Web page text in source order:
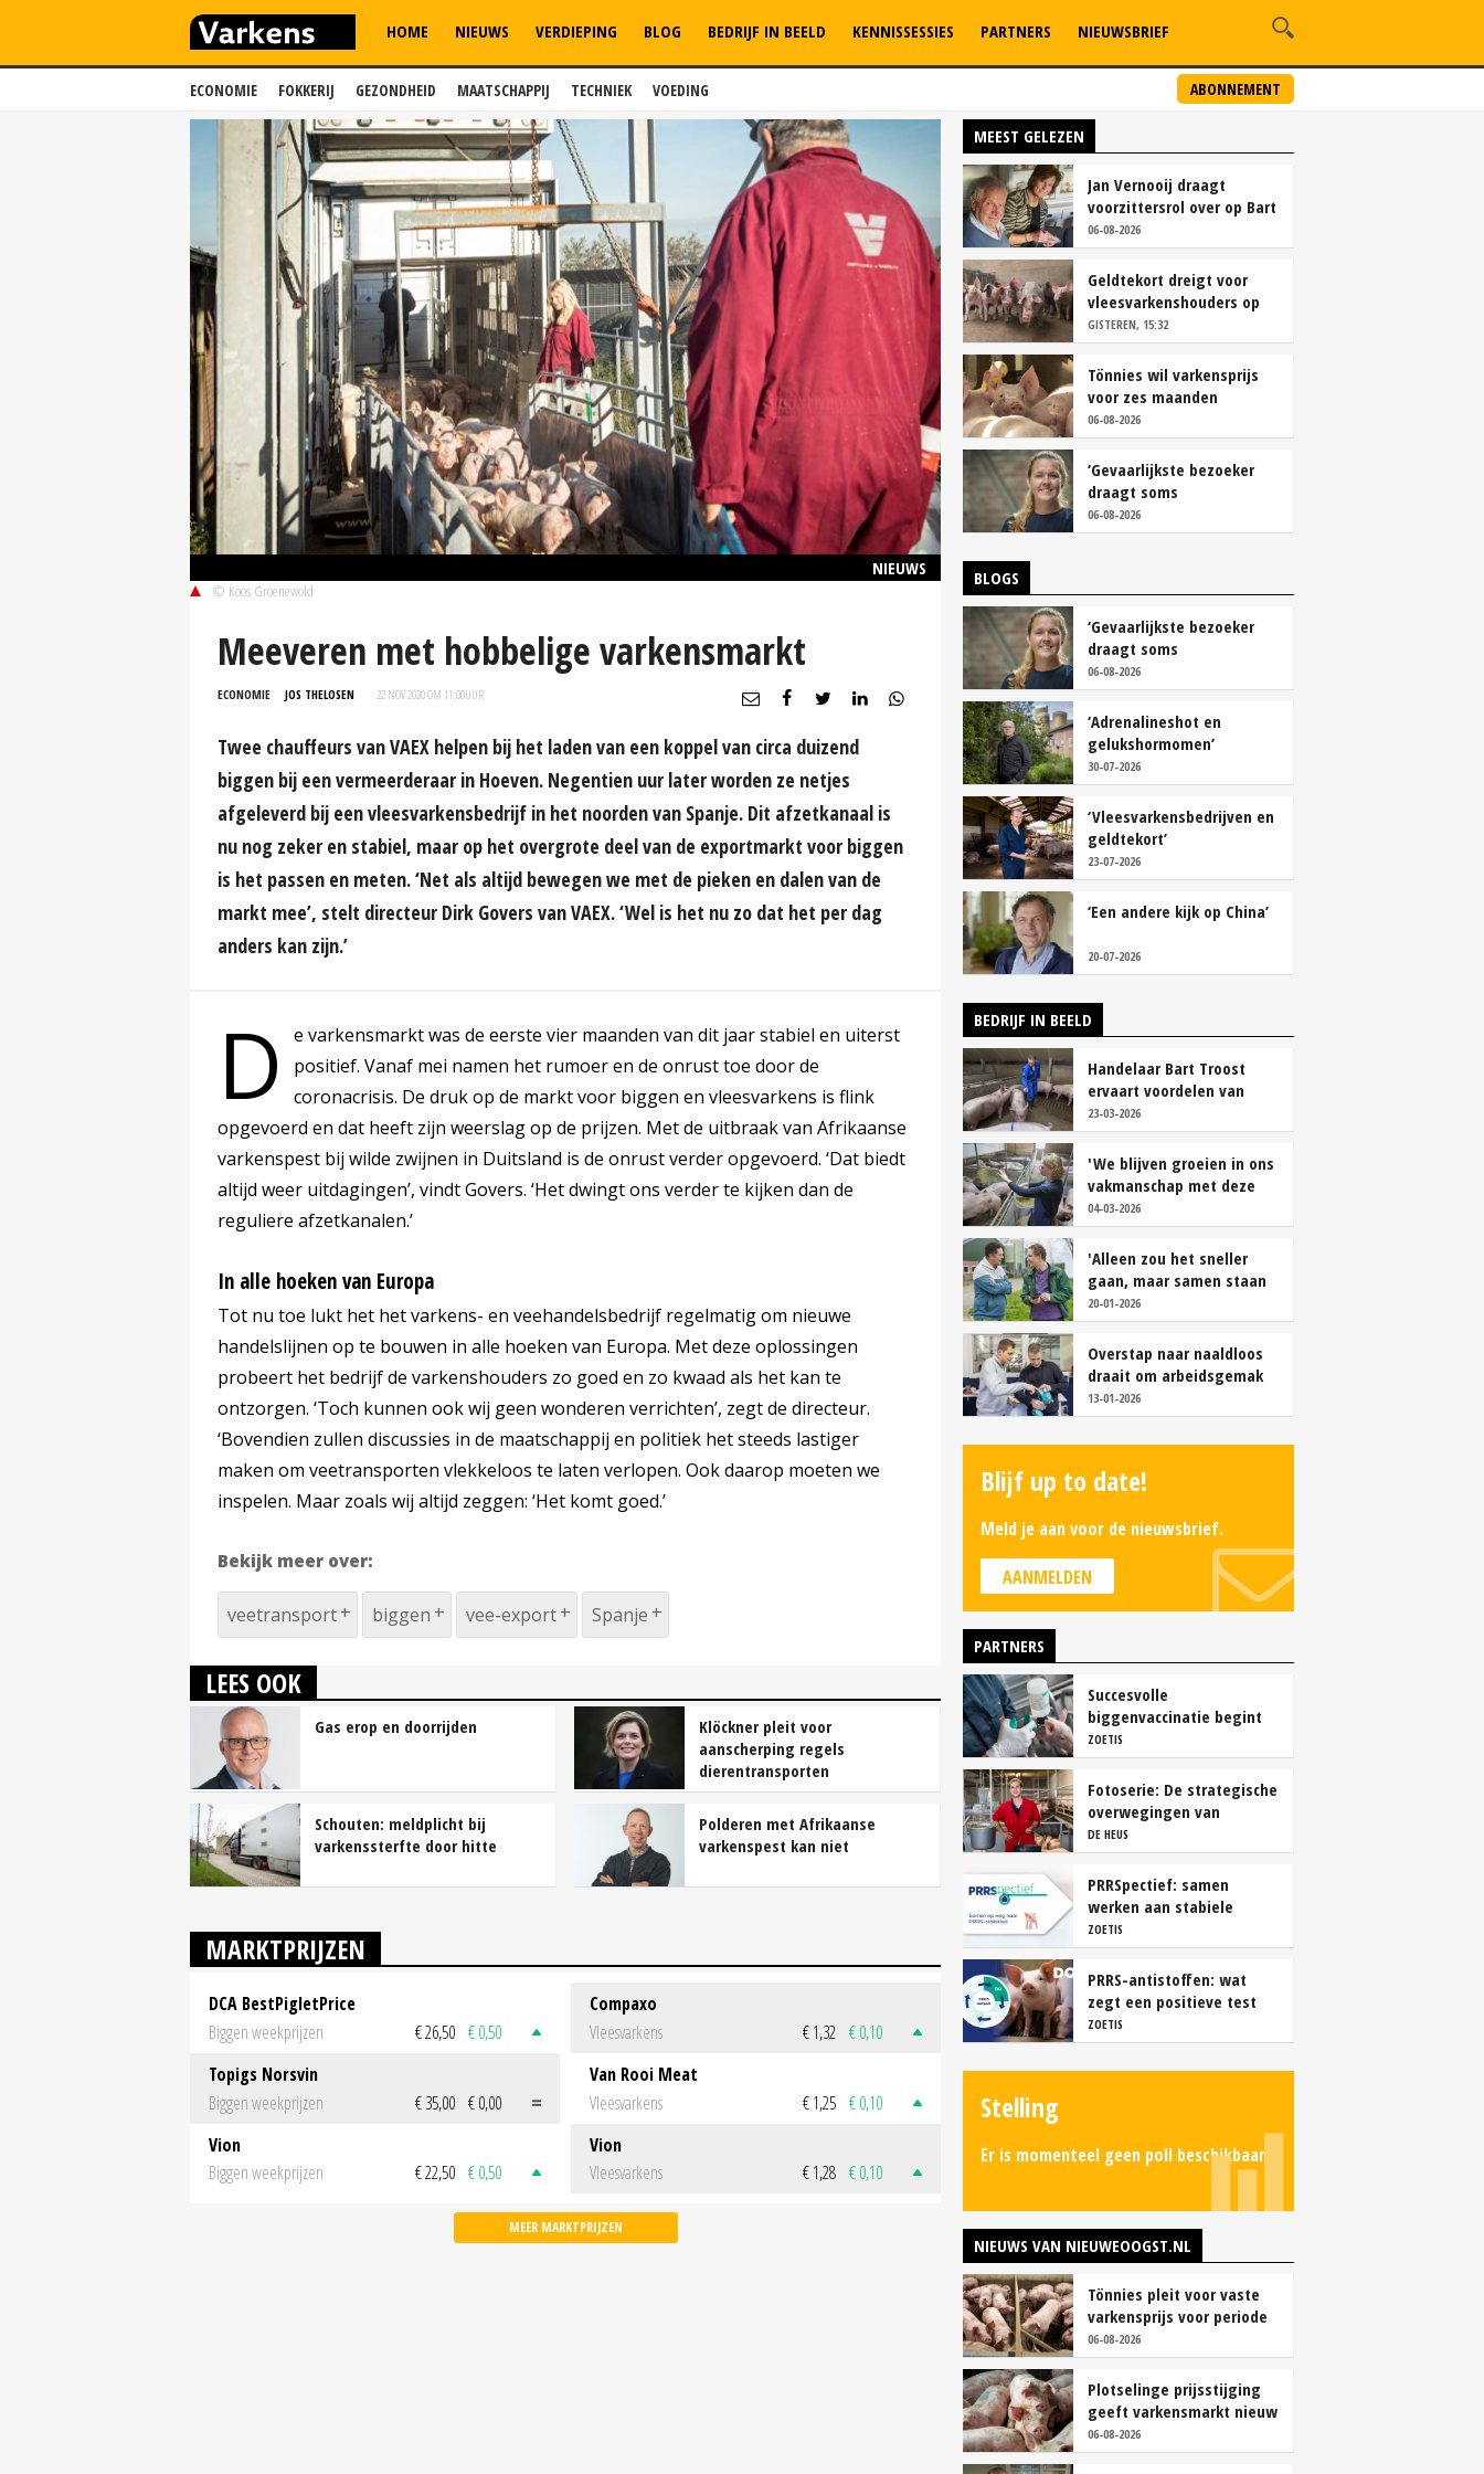
ECONOMIE FOKKERIJ GEZONDHEID MAATSCHAPPIJ TECHNIEK VOEDING ABONNEMENT
HOME NIEUWS VERDIEPING BLOG BEDRIJF IN BEELD KENNISSESSIES PARTNERS NIEUWSBRIEF
NIEUWS
© Koos Groenewold
Meeveren met hobbelige varkensmarkt
ECONOMIE JOS THELOSEN 22 NOV 2020 OM 11:00UUR
Twee chauffeurs van VAEX helpen bij het laden van een koppel van circa duizend
biggen bij een vermeerderaar in Hoeven. Negentien uur later worden ze netjes
afgeleverd bij een vleesvarkensbedrijf in het noorden van Spanje. Dit afzetkanaal is
nu nog zeker en stabiel, maar op het overgrote deel van de exportmarkt voor biggen
is het passen en meten. ‘Net als altijd bewegen we met de pieken en dalen van de
markt mee’, stelt directeur Dirk Govers van VAEX. ‘Wel is het nu zo dat het per dag
anders kan zijn.’
D
e varkensmarkt was de eerste vier maanden van dit jaar stabiel en uiterst
positief. Vanaf mei namen het rumoer en de onrust toe door de
coronacrisis. De druk op de markt voor biggen en vleesvarkens is flink
opgevoerd en dat heeft zijn weerslag op de prijzen. Met de uitbraak van Afrikaanse
varkenspest bij wilde zwijnen in Duitsland is de onrust verder opgevoerd. ‘Dat biedt
altijd weer uitdagingen’, vindt Govers. ‘Het dwingt ons verder te kijken dan de
reguliere afzetkanalen.’
In alle hoeken van Europa
Tot nu toe lukt het het varkens- en veehandelsbedrijf regelmatig om nieuwe
handelslijnen op te bouwen in alle hoeken van Europa. Met deze oplossingen
probeert het bedrijf de varkenshouders zo goed en zo kwaad als het kan te
ontzorgen. ‘Toch kunnen ook wij geen wonderen verrichten’, zegt de directeur.
‘Bovendien zullen discussies in de maatschappij en politiek het steeds lastiger
maken om veetransporten vlekkeloos te laten verlopen. Ook daarop moeten we
inspelen. Maar zoals wij altijd zeggen: ‘Het komt goed.’
Bekijk meer over:
veetransport biggen vee-export Spanje
LEES OOK
Gas erop en doorrijden
Klöckner pleit voor
aanscherping regels
dierentransporten
Schouten: meldplicht bij
varkenssterfte door hitte
Polderen met Afrikaanse
varkenspest kan niet
MARKTPRIJZEN
DCA BestPigletPrice
Biggen weekprijzen
€ 26,50 € 0,50
Topigs Norsvin
Biggen weekprijzen
€ 35,00 € 0,00
Vion
Biggen weekprijzen
€ 22,50 € 0,50
Compaxo
Vleesvarkens
€ 1,32 € 0,10
Van Rooi Meat
Vleesvarkens
€ 1,25 € 0,10
Vion
Vleesvarkens
€ 1,28 € 0,10
MEER MARKTPRIJZEN
MEEST GELEZEN
Jan Vernooij draagt
voorzittersrol over op Bart
Camps
06-08-2026
Geldtekort dreigt voor
vleesvarkenshouders op
vrije markt
GISTEREN, 15:32
Tönnies wil varkensprijs
voor zes maanden
vastleggen
06-08-2026
‘Gevaarlijkste bezoeker
draagt soms
overschoenen’
06-08-2026
BLOGS
‘Gevaarlijkste bezoeker
draagt soms
overschoenen’
06-08-2026
‘Adrenalineshot en
gelukshormomen’
30-07-2026
‘Vleesvarkensbedrijven en
geldtekort’
23-07-2026
‘Een andere kijk op China’
20-07-2026
BEDRIJF IN BEELD
Handelaar Bart Troost
ervaart voordelen van
coöperatieve voerfusie
23-03-2026
'We blijven groeien in ons
vakmanschap met deze
teamaanpak'
04-03-2026
'Alleen zou het sneller
gaan, maar samen staan
we stukken sterker'
20-01-2026
Overstap naar naaldloos
draait om arbeidsgemak
en diervriendelijkheid
13-01-2026
Blijf up to date!
Meld je aan voor de nieuwsbrief.
AANMELDEN
PARTNERS
Succesvolle
biggenvaccinatie begint
met de juiste timing
ZOETIS
Fotoserie: De strategische
overwegingen van
varkensbedrijf Gerrits
DE HEUS
PRRSpectief: samen
werken aan stabiele
resultaten
ZOETIS
PRRS-antistoffen: wat
zegt een positieve test
echt?
ZOETIS
Stelling
Er is momenteel geen poll beschikbaar.
NIEUWS VAN NIEUWEOOGST.NL
Tönnies pleit voor vaste
varkensprijs voor periode
van zes maanden
06-08-2026
Plotselinge prijsstijging
geeft varkensmarkt nieuw
perspectief
06-08-2026